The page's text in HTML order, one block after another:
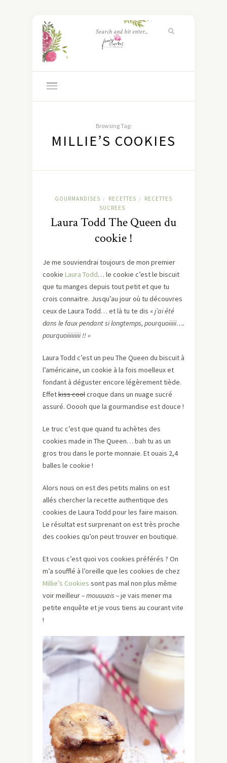
Browsing Tag:
MILLIE’S COOKIES
GOURMANDISES / RECETTES /
RECETTES
SUCREES
Laura Todd The Queen du
cookie !
Je me souviendrai toujours de mon premier
cookie Laura Todd… le cookie c’est le biscuit
que tu manges depuis tout petit et que tu
crois connaitre. Jusqu’au jour où tu découvres
ceux de Laura Todd… et là tu te dis «j’ai été
dans le faux pendant si longtemps, pourquoiiiii….
pourquoiiiiiiiii !! »
Laura Todd c’est un peu The Queen du biscuit à
l’américaine, un cookie à la fois moelleux et
fondant à déguster encore légèrement tiède.
Effetkiss coolcroque dans un nuage sucré
assuré. Ooooh que la gourmandise est douce !
Le truc c’est que quand tu achètes des
cookies made in The Queen… bah tu as un
gros trou dans le porte monnaie. Et ouais 2,4
balles le cookie !
Alors nous on est des petits malins on est
allés chercher la recette authentique des
cookies de Laura Todd pour les faire maison.
Le résultat est surprenant on est très proche
des cookies qu’on peut trouver en boutique.
Et vous c’est quoi vos cookies préférés ? On
m’a soufflé à l’oreille que les cookies de chez
Millie’s Cookies sont pas mal non plus même
voir meilleur– mouuuais –je vais mener ma
petite enquête et je vous tiens au courant vite
!